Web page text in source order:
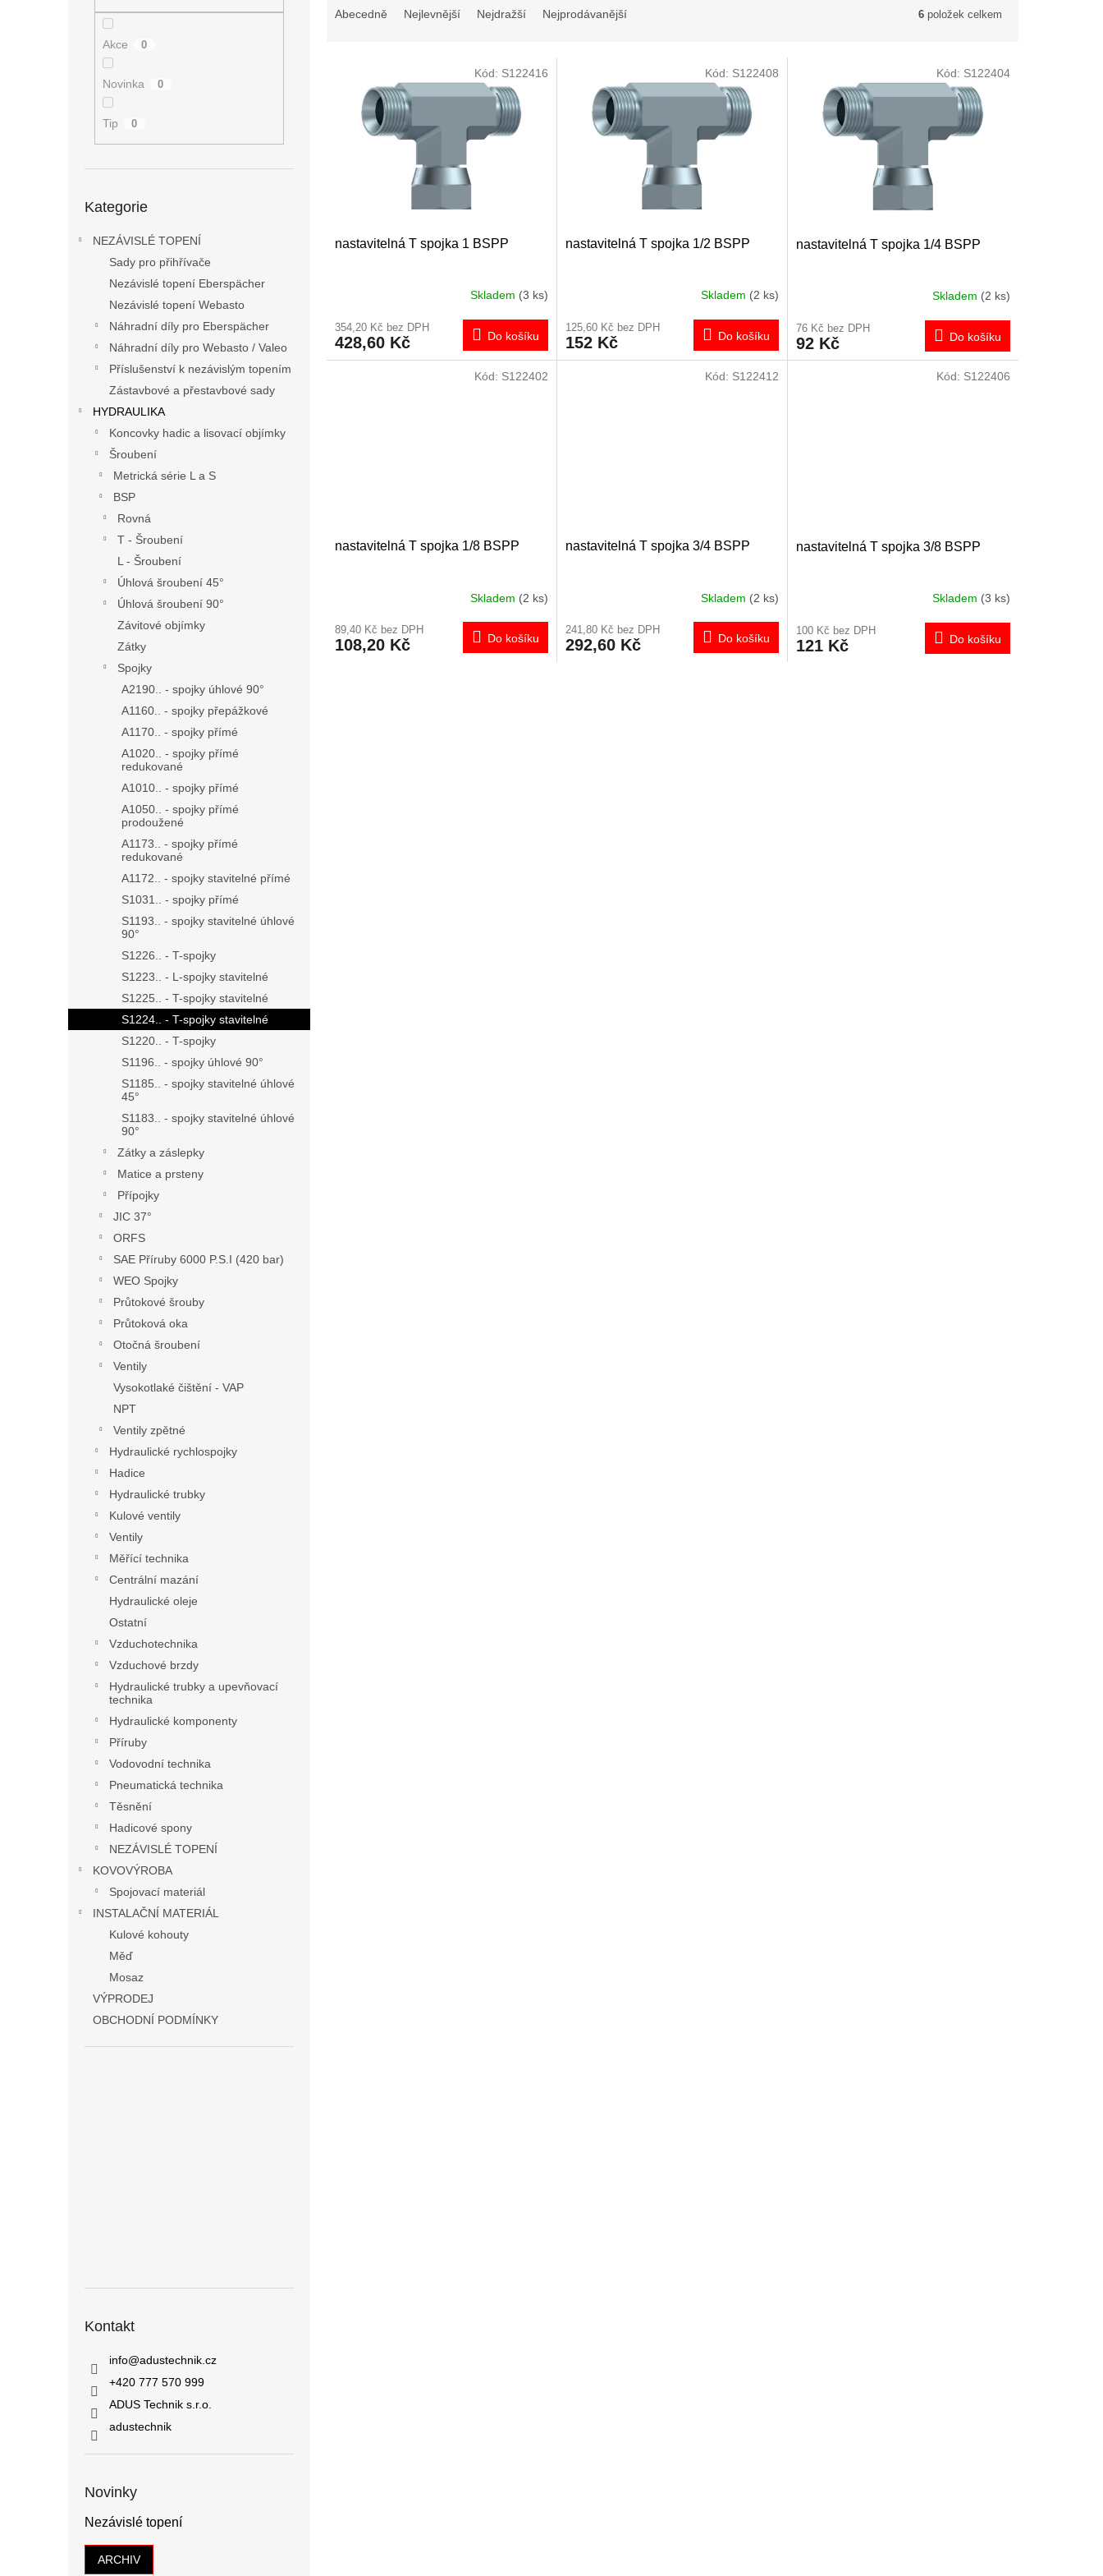
Akce 0
Novinka 0
Tip 0
kategorie
Kategorie
NEZÁVISLÉ TOPENÍ
Sady pro přihřívače
Nezávislé topení Eberspächer
Nezávislé topení Webasto
Náhradní díly pro Eberspächer
Náhradní díly pro Webasto / Valeo
Příslušenství k nezávislým topením
Zástavbové a přestavbové sady
HYDRAULIKA
Koncovky hadic a lisovací objímky
Šroubení
Metrická série L a S
BSP
Rovná
T - Šroubení
L - Šroubení
Úhlová šroubení 45°
Úhlová šroubení 90°
Závitové objímky
Zátky
Spojky
A2190.. - spojky úhlové 90°
A1160.. - spojky přepážkové
A1170.. - spojky přímé
A1020.. - spojky přímé
redukované
A1010.. - spojky přímé
A1050.. - spojky přímé
prodoužené
A1173.. - spojky přímé
redukované
A1172.. - spojky stavitelné přímé
S1031.. - spojky přímé
S1193.. - spojky stavitelné úhlové
90°
S1226.. - T-spojky
S1223.. - L-spojky stavitelné
S1225.. - T-spojky stavitelné
S1224.. - T-spojky stavitelné
S1220.. - T-spojky
S1196.. - spojky úhlové 90°
S1185.. - spojky stavitelné úhlové
45°
S1183.. - spojky stavitelné úhlové
90°
Zátky a záslepky
Matice a prsteny
Přípojky
JIC 37°
ORFS
SAE Příruby 6000 P.S.I (420 bar)
WEO Spojky
Průtokové šrouby
Průtoková oka
Otočná šroubení
Ventily
Vysokotlaké čištění - VAP
NPT
Ventily zpětné
Hydraulické rychlospojky
Hadice
Hydraulické trubky
Kulové ventily
Ventily
Měřící technika
Centrální mazání
Hydraulické oleje
Ostatní
Vzduchotechnika
Vzduchové brzdy
Hydraulické trubky a upevňovací
technika
Hydraulické komponenty
Příruby
Vodovodní technika
Pneumatická technika
Těsnění
Hadicové spony
NEZÁVISLÉ TOPENÍ
KOVOVÝROBA
Spojovací materiál
INSTALAČNÍ MATERIÁL
Kulové kohouty
Měď
Mosaz
VÝPRODEJ
OBCHODNÍ PODMÍNKY
Kontakt
info@adustechnik.cz
+420 777 570 999
ADUS Technik s.r.o.
adustechnik
Novinky
Nezávislé topení
ARCHIV
Abecedně Nejlevnější Nejdražší Nejprodávanější 6 položek celkem
nastavitelná T spojka 1 BSPP
Skladem (3 ks)
354,20 Kč bez DPH
428,60 Kč Do košíku
Kód: S122416
nastavitelná T spojka 1/2 BSPP
Skladem (2 ks)
125,60 Kč bez DPH
152 Kč Do košíku
Kód: S122408
nastavitelná T spojka 1/4 BSPP
Skladem (2 ks)
76 Kč bez DPH
92 Kč Do košíku
Kód: S122404
nastavitelná T spojka 1/8 BSPP
Skladem (2 ks)
89,40 Kč bez DPH
108,20 Kč Do košíku
Kód: S122402
nastavitelná T spojka 3/4 BSPP
Skladem (2 ks)
241,80 Kč bez DPH
292,60 Kč Do košíku
Kód: S122412
nastavitelná T spojka 3/8 BSPP
Skladem (3 ks)
100 Kč bez DPH
121 Kč Do košíku
Kód: S122406